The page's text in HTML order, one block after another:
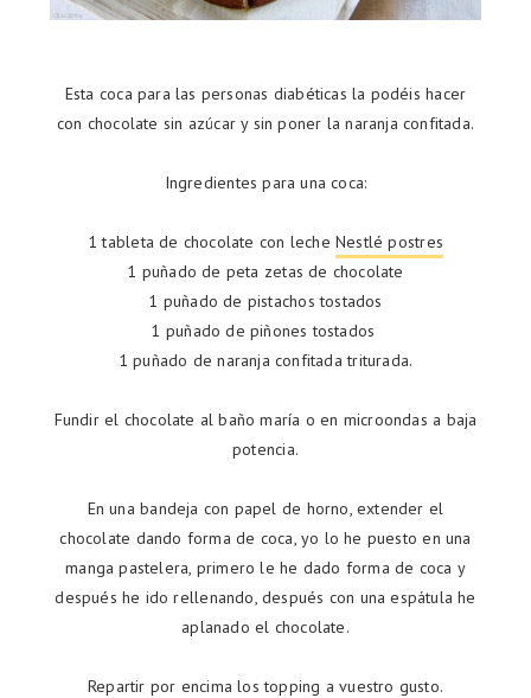
Esta coca para las personas diabéticas la podéis hacer
con chocolate sin azúcar y sin poner la naranja confitada.
Ingredientes para una coca:
1 tableta de chocolate con leche Nestlé postres
1 puñado de peta zetas de chocolate
1 puñado de pistachos tostados
1 puñado de piñones tostados
1 puñado de naranja confitada triturada.
Fundir el chocolate al baño maría o en microondas a baja
potencia.
En una bandeja con papel de horno, extender el
chocolate dando forma de coca, yo lo he puesto en una
manga pastelera, primero le he dado forma de coca y
después he ido rellenando, después con una espátula he
aplanado el chocolate.
Repartir por encima los topping a vuestro gusto.